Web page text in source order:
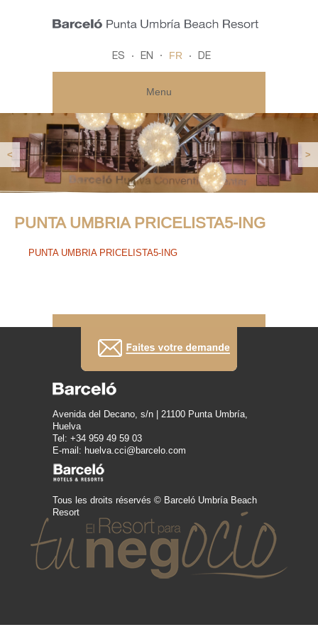
ES EN FR DE
Menu
< >
PUNTA UMBRIA PRICELISTA5-ING
PUNTA UMBRIA PRICELISTA5-ING
Avenida del Decano, s/n | 21100 Punta Umbría,
Huelva
Tel: +34 959 49 59 03
E-mail: huelva.cci@barcelo.com
Tous les droits réservés © Barceló Umbría Beach
Resort